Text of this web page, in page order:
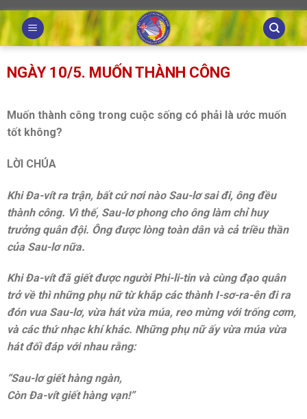
Skip
to
content
NGÀY 10/5. MUỐN THÀNH CÔNG
Muốn thành công trong cuộc sống có phải là ước muốn
tốt không?
LỜI CHÚA
Khi Đa-vít ra trận, bất cứ nơi nào Sau-lơ sai đi, ông đều
thành công. Vì thế, Sau-lơ phong cho ông làm chỉ huy
trưởng quân đội. Ông được lòng toàn dân và cả triều thần
của Sau-lơ nữa.
Khi Đa-vít đã giết được người Phi-li-tin và cùng đạo quân
trở về thì những phụ nữ từ khắp các thành I-sơ-ra-ên đi ra
đón vua Sau-lơ, vừa hát vừa múa, reo mừng với trống cơm,
và các thứ nhạc khí khác. Những phụ nữ ấy vừa múa vừa
hát đối đáp với nhau rằng:
“Sau-lơ giết hàng ngàn,
Còn Đa-vít giết hàng vạn!”